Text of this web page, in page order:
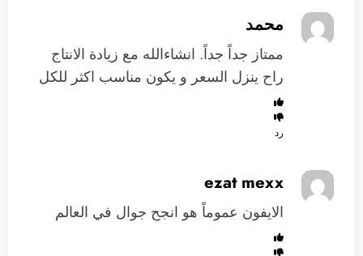
محمد
ممتاز جداً جداً. انشاءالله مع زيادة الانتاج
راح ينزل السعر و يكون مناسب اكثر للكل
رد
ezat mexx
الايفون عموماً هو انجح جوال في العالم